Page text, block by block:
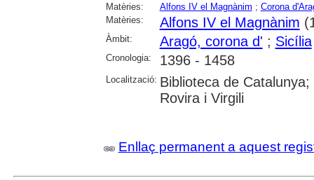
Matèries: Alfons IV el Magnànim ; Corona
Matèries:
Alfons IV el Magnànim
Àmbit: Aragó, corona d' ; Sicília
Cronologia: 1396 - 1458
Localització: Biblioteca de
Rovira i Virgili
Enllaç permanent a aquest